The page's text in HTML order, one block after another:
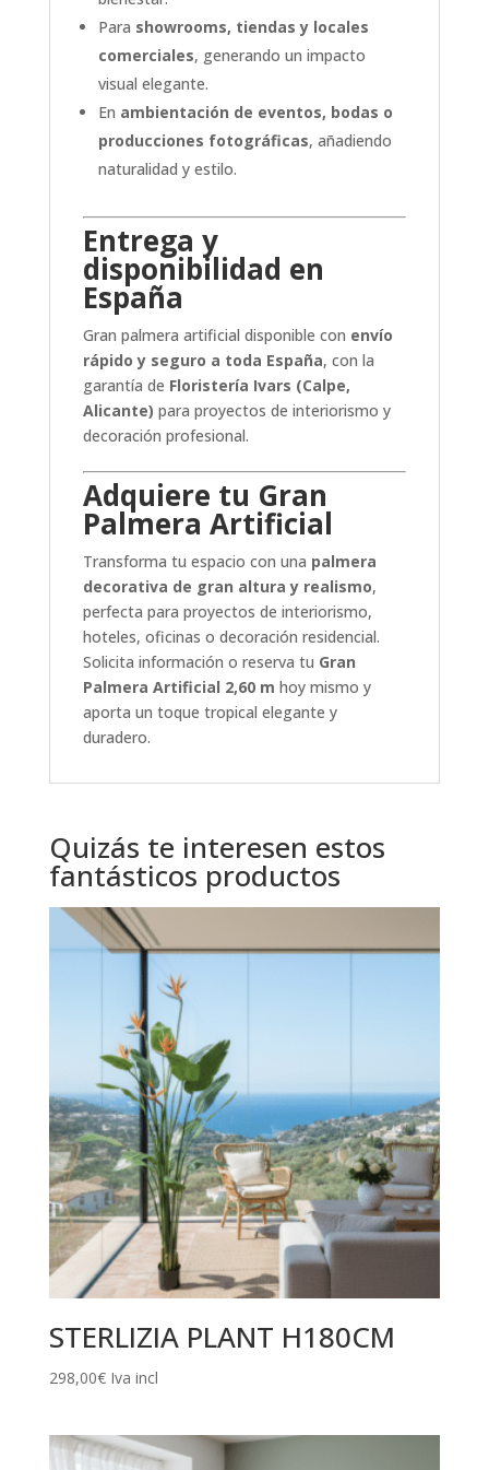
Para showrooms, tiendas y locales
comerciales, generando un impacto
visual elegante.
En ambientación de eventos, bodas o
producciones fotográficas, añadiendo
naturalidad y estilo.
Entrega y
disponibilidad en
España
Gran palmera artificial disponible con envío
rápido y seguro a toda España, con la
garantía de Floristería Ivars (Calpe,
Alicante) para proyectos de interiorismo y
decoración profesional.
Adquiere tu Gran
Palmera Artificial
Transforma tu espacio con una palmera
decorativa de gran altura y realismo,
perfecta para proyectos de interiorismo,
hoteles, oficinas o decoración residencial.
Solicita información o reserva tu Gran
Palmera Artificial 2,60 m hoy mismo y
aporta un toque tropical elegante y
duradero.
Quizás te interesen estos
fantásticos productos
STERLIZIA PLANT H180CM
298,00€ Iva incl